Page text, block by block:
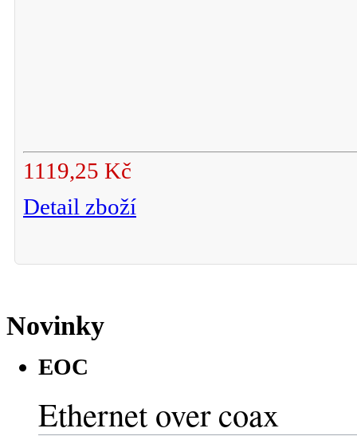
1119,25 Kč
Detail zboží
Novinky
EOC
Ethernet over coax